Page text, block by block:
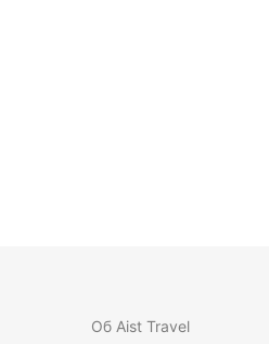
Об Aist Travel